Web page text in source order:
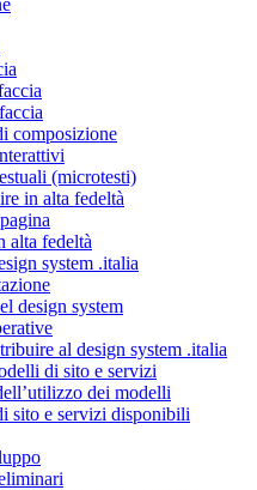
composizione
(microtesti)
in alta fedeltà
alta fedeltà
system .italia
design system
al design system .italia
di sito e servizi
dei modelli
sito e servizi disponibili